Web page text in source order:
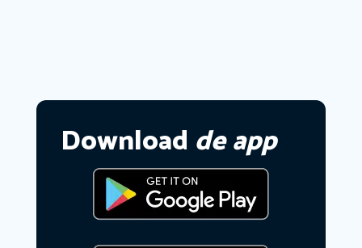
Download de app